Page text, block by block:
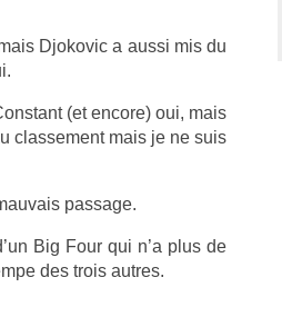
Djokovic a aussi mis du
(et en­core) oui, mais
clas­se­ment mais je ne suis
pas­sage.
Big Four qui n’a plus de
des trois aut­res.